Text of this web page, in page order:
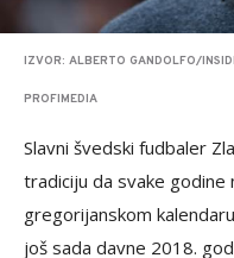
IZVOR: ALBERTO GANDOLFO/
PROFIMEDIA
Slavni švedski fudbaler
tradiciju da svake godine
gregorijanskom
još sada davne 2018.